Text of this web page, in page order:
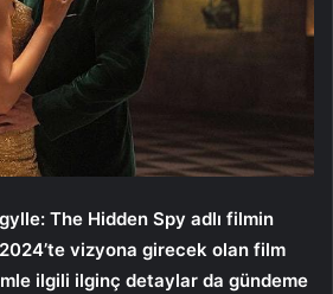
The Hidden Spy adlı filmin
vizyona girecek olan film
ilgili ilginç detaylar da gündeme